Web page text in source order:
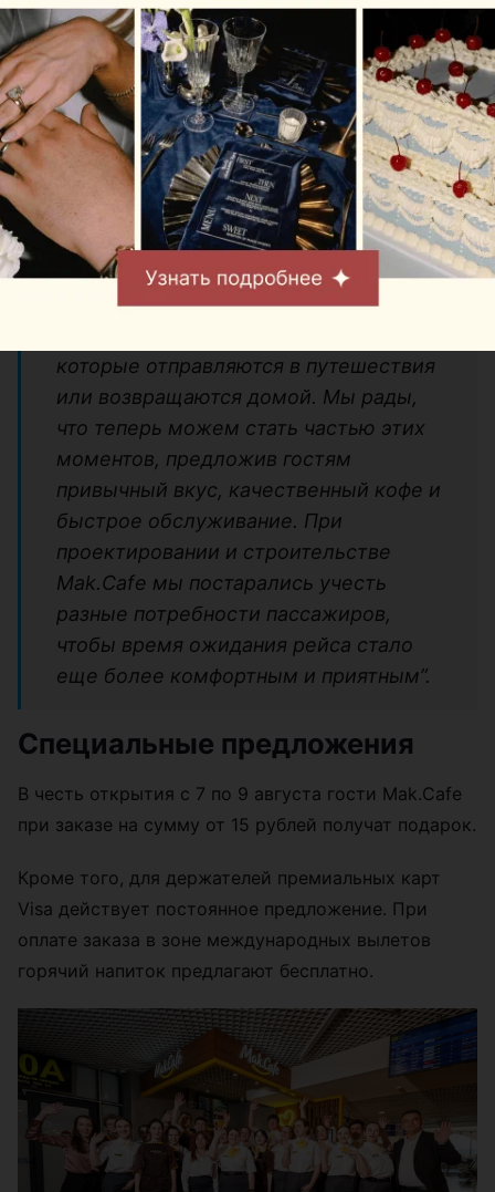
Все блюда и напитки готовят и собирают за
считаные минуты.
Виктория Данько, директор Mak.by:
“Открытие Mak.Cafe в Национальном
аэропорту Минск стало особенным
этапом развития Mak.by. Каждый день
которые отправляются в путешествия
или возвращаются домой. Мы рады,
что теперь можем стать частью этих
моментов, предложив гостям
привычный вкус, качественный кофе и
быстрое обслуживание. При
проектировании и строительстве
Mak.Cafe мы постарались учесть
разные потребности пассажиров,
чтобы время ожидания рейса стало
еще более комфортным и приятным”.
Специальные предложения
В честь открытия с 7 по 9 августа гости Mak.Cafe
при заказе на сумму от 15 рублей получат подарок.
Кроме того, для держателей премиальных карт
Visa действует постоянное предложение. При
оплате заказа в зоне международных вылетов
горячий напиток предлагают бесплатно.